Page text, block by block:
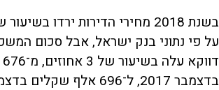
על פי נתוני בנק ישראל, אבל סכום